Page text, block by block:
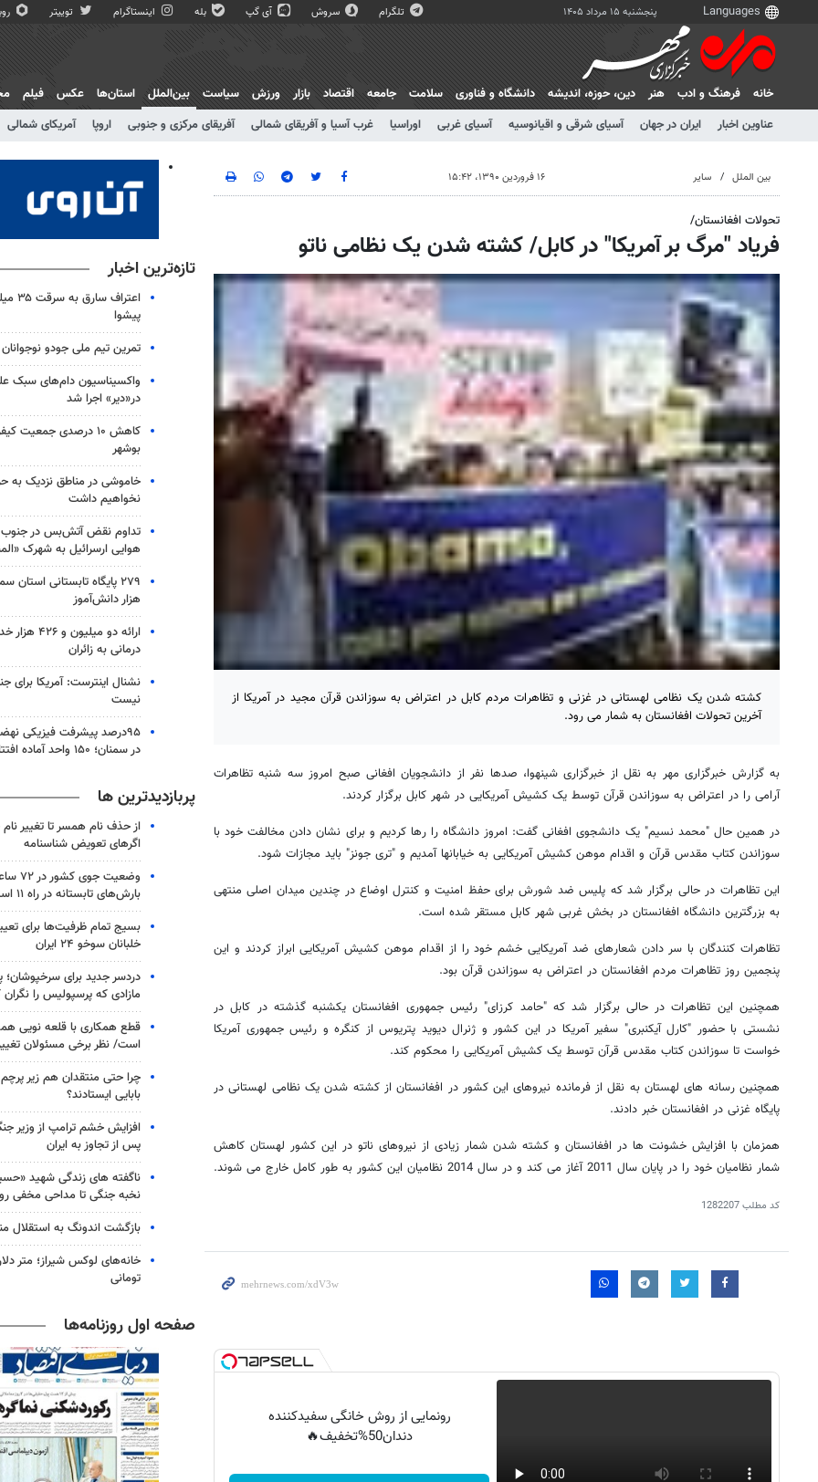
پنجشنبه ۱۵ مرداد ۱۴۰۵ تلگرام سروش آی گپ بله اینستاگرام توییتر
خانه فرهنگ و ادب هنر دين، حوزه، انديشه دانشگاه و فناوری سلامت جامعه اقتصاد بازار ورزش سیاست
بین‌الملل
عناوین اخبار
ایران در جهان آسیای شرقی و اقیانوسیه آسیای غربی اوراسیا غرب آسیا و آفریقای شمالی آفریقای مرکزی و جنوبی اروپا آمریکای شمالی
استان‌ها عکس فیلم
بین الملل سایر ۱۶ فروردین ۱۳۹۰، ۱۵:۴۲
تحولات افغانستان/
فریاد "مرگ بر آمریکا" در کابل/ کشته شدن یک نظامی ناتو
کشته شدن یک نظامی لهستانی در غزنی و تظاهرات مردم کابل در اعتراض به سوزاندن قرآن مجید در آمریکا از
آخرین تحولات افغانستان به شمار می رود.
به گزارش خبرگزاری مهر به نقل از خبرگزاری شینهوا، صدها نفر از دانشجویان افغانی صبح امروز سه شنبه تظاهرات
آرامی را در اعتراض به سوزاندن قرآن توسط یک کشیش آمریکایی در شهر کابل برگزار کردند.
در همین حال "محمد نسیم" یک دانشجوی افغانی گفت: امروز دانشگاه را رها کردیم و برای نشان دادن مخالفت خود با
سوزاندن کتاب مقدس قرآن و اقدام موهن کشیش آمریکایی به خیابانها آمدیم و "تری جونز" باید مجازات شود.
این تظاهرات در حالی برگزار شد که پلیس ضد شورش برای حفظ امنیت و کنترل اوضاع در چندین میدان اصلی منتهی
به بزرگترین دانشگاه افغانستان در بخش غربی شهر کابل مستقر شده است.
تظاهرات کنندگان با سر دادن شعارهای ضد آمریکایی خشم خود را از اقدام موهن کشیش آمریکایی ابراز کردند و این
پنجمین روز تظاهرات مردم افغانستان در اعتراض به سوزاندن قرآن بود.
همچنین این تظاهرات در حالی برگزار شد که "حامد کرزای" رئیس جمهوری افغانستان یکشنبه گذشته در کابل در
نشستی با حضور "کارل آیکنبری" سفیر آمریکا در این کشور و ژنرال دیوید پتریوس از کنگره و رئیس جمهوری آمریکا
خواست تا سوزاندن کتاب مقدس قرآن توسط یک کشیش آمریکایی را محکوم کند.
همچنین رسانه های لهستان به نقل از فرمانده نیروهای این کشور در افغانستان از کشته شدن یک نظامی لهستانی در
پایگاه غزنی در افغانستان خبر دادند.
همزمان با افزایش خشونت ها در افغانستان و کشته شدن شمار زیادی از نیروهای ناتو در این کشور لهستان کاهش
شمار نظامیان خود را در پایان سال 2011 آغاز می کند و در سال 2014 نظامیان این کشور به طور کامل خارج می شوند.
کد مطلب1282207
رونمایی از روش خانگی سفیدکننده
دندان50%تخفیف🔥
تازه‌ترین اخبار
اعتراف
پیشوا
تمرین تیم ملی جودو نوجوانان
واکسیناسیون دام‌های سبک
در«دیر» اجرا شد
کاهش ۱۰ درصدی جمعیت
بوشهر
خاموشی در مناطق نزدیک به
نخواهیم داشت
تداوم نقض آتش‌بس در جنوب
هوایی ارسرائیل به شهرک
هزار دانش‌آموز
ارائه دو
درمانی به زائران
نشنال اینترست: آمریکا برای
نیست
۹۵درصد پیشرفت فیزیکی
در سمنان؛ ۱۵۰ واحد آماده افتتاح است
پربازدیدترین ها
از حذف نام همسر تا تغییر نام
اگرهای تعویض شناسنامه
وضعیت
بارش‌های تابستانه در راه ۱۱ استان
بسیج تمام ظرفیت‌ها برای
خلبانان سوخو ۲۴ ایران
دردسر جدید برای سرخپوشان؛
مازادی که پرسپولیس را نگران
قطع همکاری با قلعه نویی
است/ نظر برخی مسئولان
چرا حتی منتقدان هم زیر
بابایی ایستادند؟
افزایش خشم ترامپ از وزیر
پس از تجاوز به ایران
ناگفته های زندگی شهید
نخبه جنگی تا مداحی مخفی
بازگشت اندونگ به استقلال
خانه‌های لوکس شیراز؛ متر
تومانی
صفحه اول روزنامه‌ها